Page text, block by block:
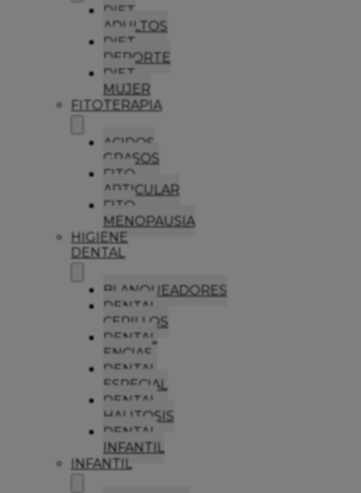
DIET
ADULTOS
DIET
DEPORTE
DIET
MUJER
FITOTERAPIA
ACIDOS
GRASOS
FITO
ARTICULAR
FITO
MENOPAUSIA
HIGIENE
DENTAL
BLANQUEADORES
DENTAL
CEPILLOS
DENTAL
ENCIAS
DENTAL
ESPECIAL
DENTAL
HALITOSIS
DENTAL
INFANTIL
INFANTIL